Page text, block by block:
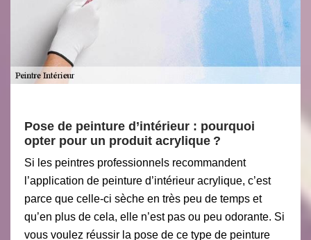
Pose de peinture d’intérieur : pourquoi
opter pour un produit acrylique ?
Si les peintres professionnels recommandent
l’application de peinture d’intérieur acrylique, c’est
parce que celle-ci sèche en très peu de temps et
qu’en plus de cela, elle n’est pas ou peu odorante. Si
vous voulez réussir la pose de ce type de peinture